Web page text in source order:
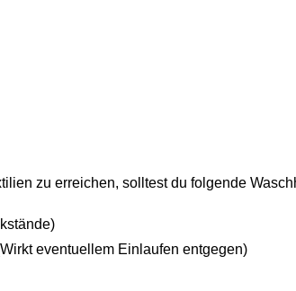
zu erreichen, solltest du folgende
eventuellem Einlaufen entgegen)